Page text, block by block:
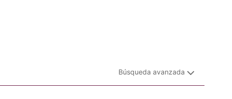
Búsqueda avanzada